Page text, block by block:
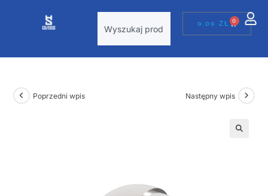
0,00ZŁ 0
Poprzedni wpis Następny wpis